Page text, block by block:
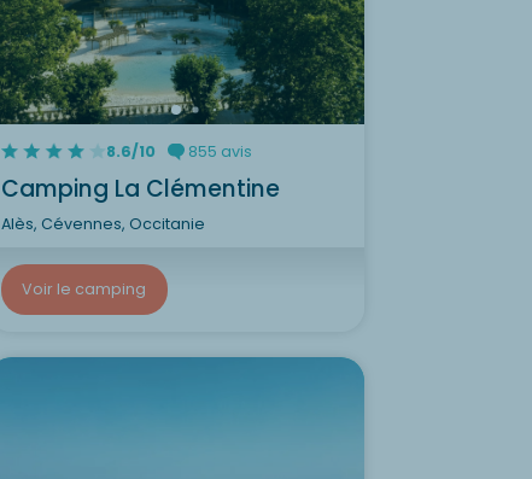
8.6/10 855 avis
Camping La Clémentine
Alès, Cévennes, Occitanie
Voir le camping